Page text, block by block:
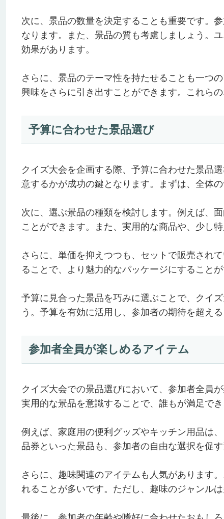
次に、景品の数量を決定することも重要です。
なります。また、景品の質も考慮しましょう。
効果があります。
さらに、景品のテーマ性を持たせることも一つ
興味をさらに引き出すことができます。これら
予算に合わせた景品選び
クイズ大会を企画する際、予算に合わせた景品
意するかが成功の鍵となります。まずは、全体
次に、選ぶ景品の種類を検討します。例えば、
ことができます。また、実用的な商品や、少し
さらに、単価を抑えつつも、セットで販売され
ることで、より魅力的なパッケージにすること
予算に見合った景品を巧みに選ぶことで、クイ
う。予算を有効に活用し、参加者の期待を超え
参加者全員が楽しめるアイテム
クイズ大会での景品選びにおいて、参加者全員
実用的な景品を意識することで、誰もが満足で
例えば、家庭用の便利グッズやキッチン用品は
品券といった景品も、参加者の自由な選択を促
さらに、趣味関連のアイテムも人気があります
れることが多いです。ただし、趣味のジャンル